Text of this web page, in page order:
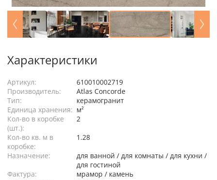
Характеристики
Артикул:
610010002719
Производитель:
Atlas Concorde
Тип:
керамогранит
Единица хранения: м²
Кол-во в коробке
(шт.):
2
Кол-во кв. м в
коробке:
1.28
Назначение:
для ванной / для комнаты / для кухни /
для гостиной
Фактура:
мрамор / камень